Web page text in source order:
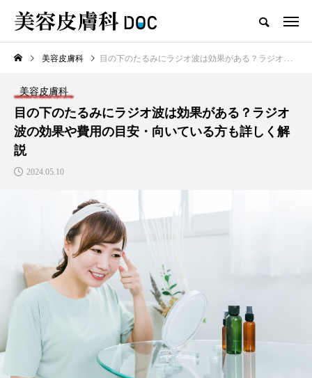
TOP シミ
新着記事
美容皮膚科 目の下のたるみにラジオ波は効果がある？ラジオ波の効果や費用の目安・向いている方も詳しく解説
美容皮膚科
目の下のたるみにラジオ波は効果がある？ラジオ
波の効果や費用の目安・向いている方も詳しく解
説
2024.05.10